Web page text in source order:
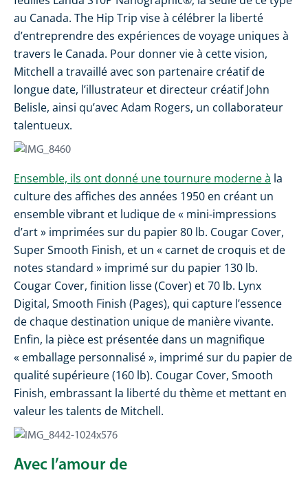
au Canada. The Hip Trip vise à célébrer la liberté
d’entreprendre des expériences de voyage uniques à
travers le Canada. Pour donner vie à cette vision,
Mitchell a travaillé avec son partenaire créatif de
longue date, l’illustrateur et directeur créatif John
Belisle, ainsi qu’avec Adam Rogers, un collaborateur
talentueux.
Ensemble, ils ont donné une tournure moderne à la
culture des affiches des années 1950 en créant un
ensemble vibrant et ludique de « mini-impressions
d’art » imprimées sur du papier 80 lb. Cougar Cover,
Super Smooth Finish, et un « carnet de croquis et de
notes standard » imprimé sur du papier 130 lb.
Cougar Cover, finition lisse (Cover) et 70 lb. Lynx
Digital, Smooth Finish (Pages), qui capture l’essence
de chaque destination unique de manière vivante.
Enfin, la pièce est présentée dans un magnifique
« emballage personnalisé », imprimé sur du papier de
qualité supérieure (160 lb). Cougar Cover, Smooth
Finish, embrassant la liberté du thème et mettant en
valeur les talents de Mitchell.
Avec l’amour de